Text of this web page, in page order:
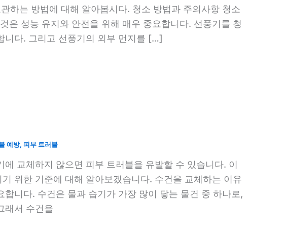
하는 방법에 대해 알아봅시다. 청소 방법과 주의사항 청소
은 성능 유지와 안전을 위해 매우 중요합니다. 선풍기를 청
니다. 그리고 선풍기의 외부 먼지를 […]
예방, 피부 트러블
교체하지 않으면 피부 트러블을 유발할 수 있습니다. 이
위한 기준에 대해 알아보겠습니다. 수건을 교체하는 이유
니다. 수건은 물과 습기가 가장 많이 닿는 물건 중 하나로,
래서 수건을